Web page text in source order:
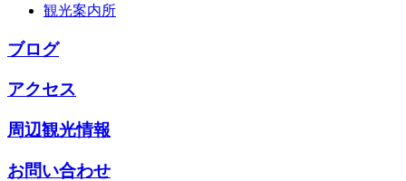
観光案内所
ブログ
アクセス
周辺観光情報
お問い合わせ